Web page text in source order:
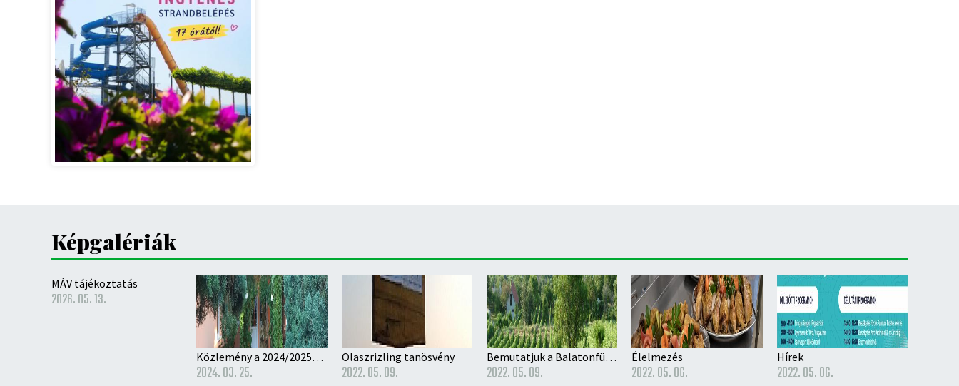
Képgalériák
MÁV tájékoztatás
2026. 05. 13.
Közlemény a 2024/2025–ös nevelési évre történő óvodai beíratás rendjéről
2024. 03. 25.
Olaszrizling tanösvény
2022. 05. 09.
Bemutatjuk a Balatonfüred-Csopaki Borvidéket
2022. 05. 09.
Élelmezés
2022. 05. 06.
Hírek
2022. 05. 06.